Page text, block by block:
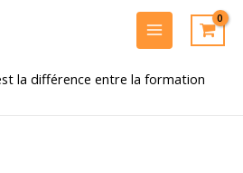
MAIN
MENU
la différence entre la formation